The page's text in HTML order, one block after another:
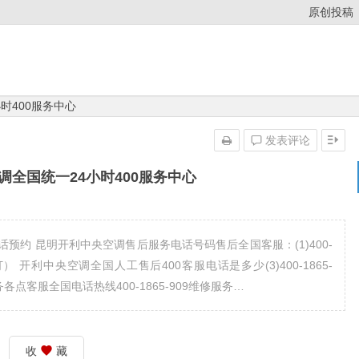
原创投稿
400服务中心
全国统一24小时400服务中心
发表评论
预约 昆明开利中央空调售后服务电话号码售后全国客服：(1)400-
开利中央空调全国人工售后400客服电话是多少(3)400-1865-
点客服全国电话热线400-1865-909维修服务…
收 藏